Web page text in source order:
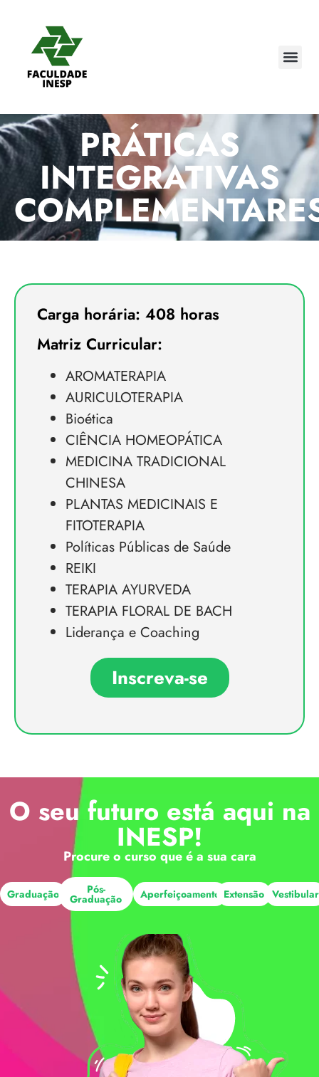
PRÁTICAS
INTEGRATIVAS
Carga horária: 408 horas
Matriz Curricular:
AROMATERAPIA
AURICULOTERAPIA
Bioética
CIÊNCIA HOMEOPÁTICA
MEDICINA TRADICIONAL
CHINESA
PLANTAS MEDICINAIS E
FITOTERAPIA
Políticas Públicas de Saúde
REIKI
TERAPIA AYURVEDA
TERAPIA FLORAL DE BACH
Liderança e Coaching
Inscreva-se
O seu futuro está aqui na
INESP!
Procure o curso que é a sua cara
Graduação Pós-
Graduação Aperfeiçoamento Extensão Vestibular